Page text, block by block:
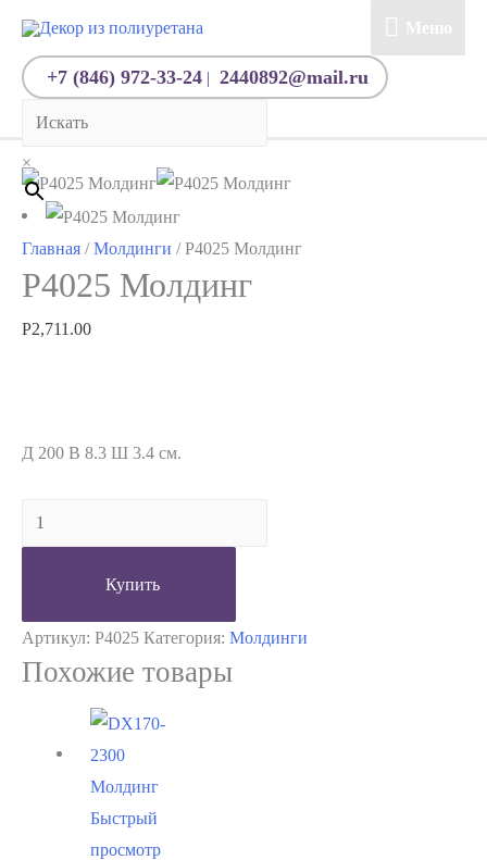
Меню
Меню
+7 (846) 972-33-24 | 2440892@mail.ru
×
Главная /Молдинги / P4025 Молдинг
P4025 Молдинг
Р2,711.00
Д 200 В 8.3 Ш 3.4 см.
Количество
P4025
Купить
Артикул: P4025 Категория: Молдинги
Похожие товары
Быстрый
просмотр